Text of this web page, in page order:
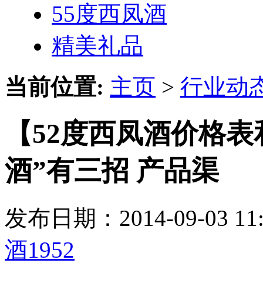
55度西凤酒
精美礼品
当前位置: 主页 > 行业动
【52度西凤酒价格
酒”有三招 产品渠
发布日期：2014-09-03
酒1952